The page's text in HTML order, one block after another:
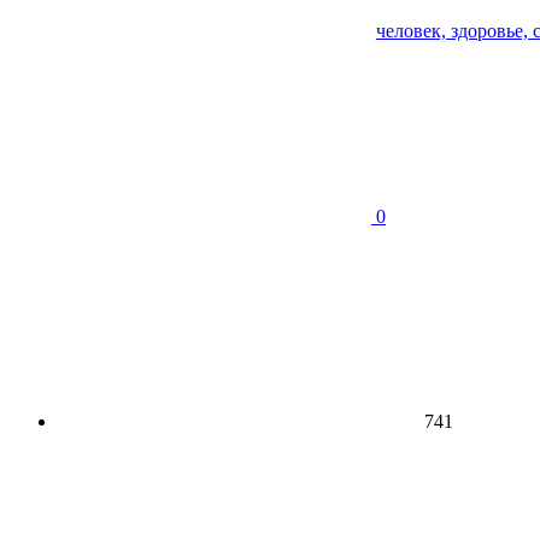
человек, здоровье,
0
741